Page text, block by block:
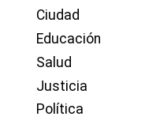
Ciudad
Educación
Salud
Justicia
Política